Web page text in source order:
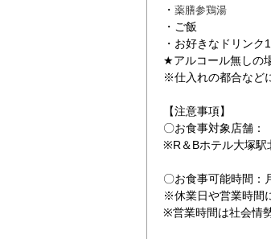
・ 薬膳参鶏湯
・ご飯
・お好きなドリンク
★アルコール無しの
※仕入れの都合など
【注意事項】
〇お食事対象店舗：
※R＆Bホテル大塚駅
〇お食事可能時間：
※休業日や営業時間
※営業時間は社会情